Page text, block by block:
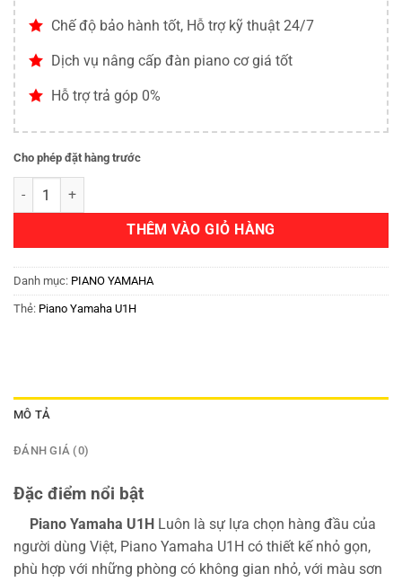
Chế độ bảo hành tốt, Hỗ trợ kỹ thuật 24/7
Dịch vụ nâng cấp đàn piano cơ giá tốt
Hỗ trợ trả góp 0%
Cho phép đặt hàng trước
THÊM VÀO GIỎ HÀNG
Danh mục: PIANO YAMAHA
Thẻ: Piano Yamaha U1H
MÔ TẢ
ĐÁNH GIÁ (0)
Đặc điểm nổi bật
Piano Yamaha U1H Luôn là sự lựa chọn hàng đầu của
người dùng Việt, Piano Yamaha U1H có thiết kế nhỏ gọn,
phù hợp với những phòng có không gian nhỏ, với màu sơn